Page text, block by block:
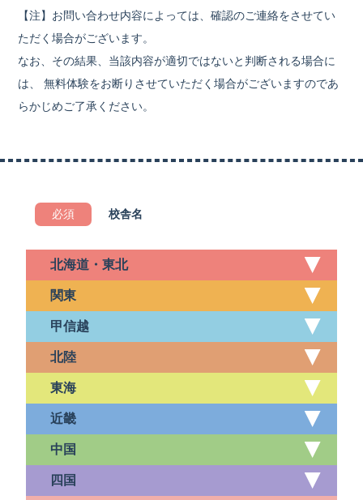
【注】お問い合わせ内容によっては、確認のご連絡をさせてい
ただく場合がございます。
なお、その結果、当該内容が適切ではないと判断される場合に
は、 無料体験をお断りさせていただく場合がございますのであ
らかじめご了承ください。
必須 校舎名
北海道・東北
関東
甲信越
北陸
東海
近畿
中国
四国